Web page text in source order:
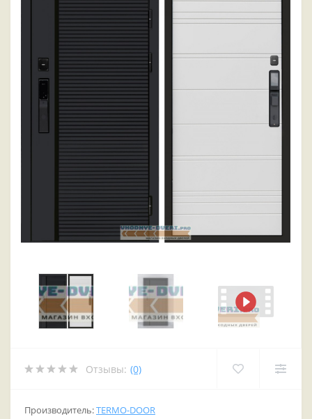
Отзывы: (0)
Производитель:TERMO-DOOR